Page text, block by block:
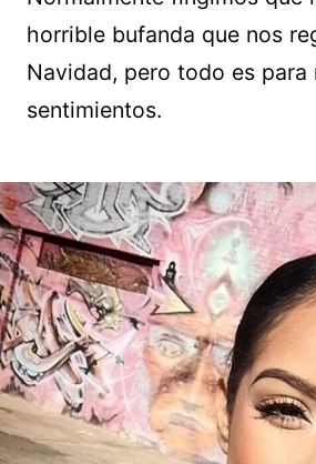
horrible bufanda que nos
Navidad, pero todo es para
sentimientos.